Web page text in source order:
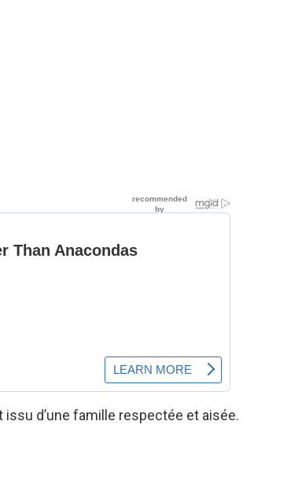
issu d’une famille respectée et aisée.